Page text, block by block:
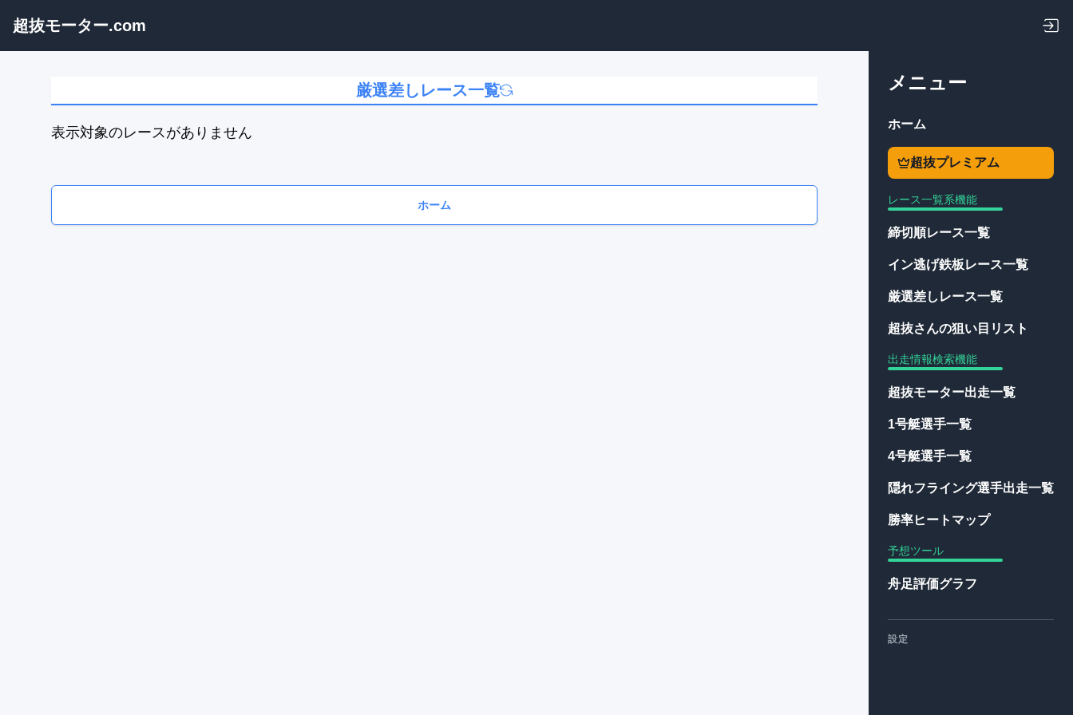
超抜モーター.com
メニュー
ホーム
超抜プレミアム
レース一覧系機能
締切順レース一覧
イン逃げ鉄板レース一覧
厳選差しレース一覧
超抜さんの狙い目リスト
出走情報検索機能
超抜モーター出走一覧
1号艇選手一覧
4号艇選手一覧
隠れフライング選手出走一覧
勝率ヒートマップ
予想ツール
舟足評価グラフ
設定
厳選差しレース一覧
表示対象のレースがありません
ホーム